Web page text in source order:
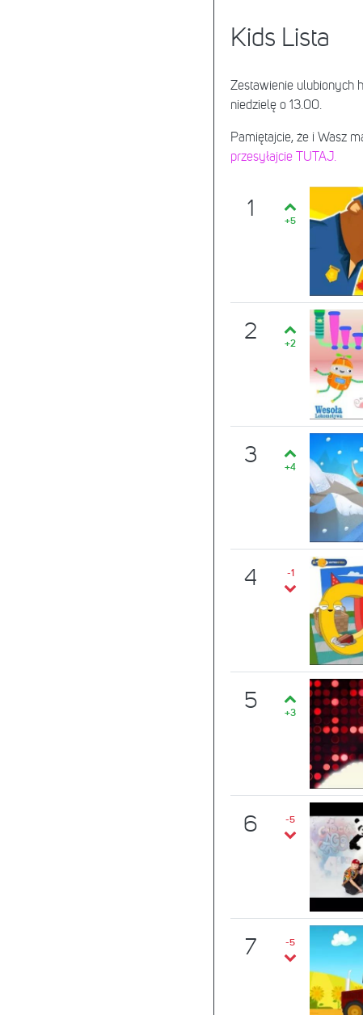
Kids Lista
Zestawienie ulubionych
niedzielę o 13.00.
Pamiętajcie, że i Wasz
przesyłajcie TUTAJ.
1
+5
2
+2
3
+4
4 -1
5
+3
6 -5
7 -5